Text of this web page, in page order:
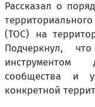
Рассказал о
(ТОС) на
Подчеркнул,
инструментом
сообщества и
конкретной